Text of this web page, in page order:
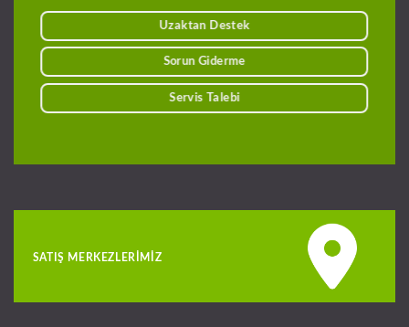
Uzaktan Destek
Sorun Giderme
Servis Talebi
SATIŞ MERKEZLERIMIZ